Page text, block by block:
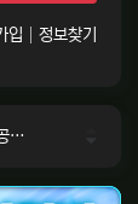
입 정보찾기
⛔람보티비 [배너 제휴 및 공식 입점 문의 안내]
⛔람보티비 [정회원 등급UP! 안내사항]